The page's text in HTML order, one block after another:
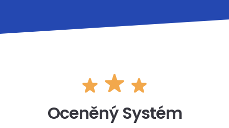
Oceněný Systém